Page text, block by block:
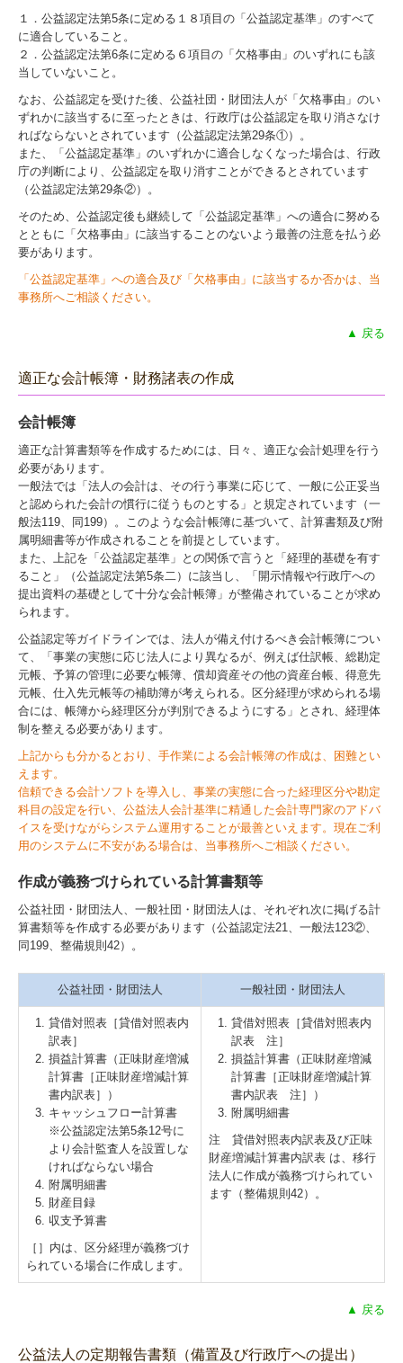
１．公益認定法第5条に定める１８項目の「公益認定基準」のすべて
に適合していること。
２．公益認定法第6条に定める６項目の「欠格事由」のいずれにも該
当していないこと。
なお、公益認定を受けた後、公益社団・財団法人が「欠格事由」のい
ずれかに該当するに至ったときは、行政庁は公益認定を取り消さなけ
ればならないとされています（公益認定法第29条①）。
また、「公益認定基準」のいずれかに適合しなくなった場合は、行政
庁の判断により、公益認定を取り消すことができるとされています
（公益認定法第29条②）。
そのため、公益認定後も継続して「公益認定基準」への適合に努める
とともに「欠格事由」に該当することのないよう最善の注意を払う必
要があります。
「公益認定基準」への適合及び「欠格事由」に該当するか否かは、当
事務所へご相談ください。
▲ 戻る
適正な会計帳簿・財務諸表の作成
会計帳簿
適正な計算書類等を作成するためには、日々、適正な会計処理を行う
必要があります。
一般法では「法人の会計は、その行う事業に応じて、一般に公正妥当
と認められた会計の慣行に従うものとする」と規定されています（一
般法119、同199）。このような会計帳簿に基づいて、計算書類及び附
属明細書等が作成されることを前提としています。
また、上記を「公益認定基準」との関係で言うと「経理的基礎を有す
ること」（公益認定法第5条二）に該当し、「開示情報や行政庁への
提出資料の基礎として十分な会計帳簿」が整備されていることが求め
られます。
公益認定等ガイドラインでは、法人が備え付けるべき会計帳簿につい
て、「事業の実態に応じ法人により異なるが、例えば仕訳帳、総勘定
元帳、予算の管理に必要な帳簿、償却資産その他の資産台帳、得意先
元帳、仕入先元帳等の補助簿が考えられる。区分経理が求められる場
合には、帳簿から経理区分が判別できるようにする」とされ、経理体
制を整える必要があります。
上記からも分かるとおり、手作業による会計帳簿の作成は、困難とい
えます。
信頼できる会計ソフトを導入し、事業の実態に合った経理区分や勘定
科目の設定を行い、公益法人会計基準に精通した会計専門家のアドバ
イスを受けながらシステム運用することが最善といえます。現在ご利
用のシステムに不安がある場合は、当事務所へご相談ください。
作成が義務づけられている計算書類等
公益社団・財団法人、一般社団・財団法人は、それぞれ次に掲げる計
算書類等を作成する必要があります（公益認定法21、一般法123②、
同199、整備規則42）。
公益社団・財団法人 一般社団・財団法人
貸借対照表［貸借対照表内
訳表］
損益計算書（正味財産増減
計算書［正味財産増減計算
書内訳表］）
キャッシュフロー計算書
※公益認定法第5条12号に
より会計監査人を設置しな
ければならない場合
附属明細書
財産目録
収支予算書
［］内は、区分経理が義務づけ
られている場合に作成します。
貸借対照表［貸借対照表内
訳表 注］
損益計算書（正味財産増減
計算書［正味財産増減計算
書内訳表 注］）
附属明細書
注 貸借対照表内訳表及び正味
財産増減計算書内訳表 は、移行
法人に作成が義務づけられてい
ます（整備規則42）。
▲ 戻る
公益法人の定期報告書類（備置及び行政庁への提出）